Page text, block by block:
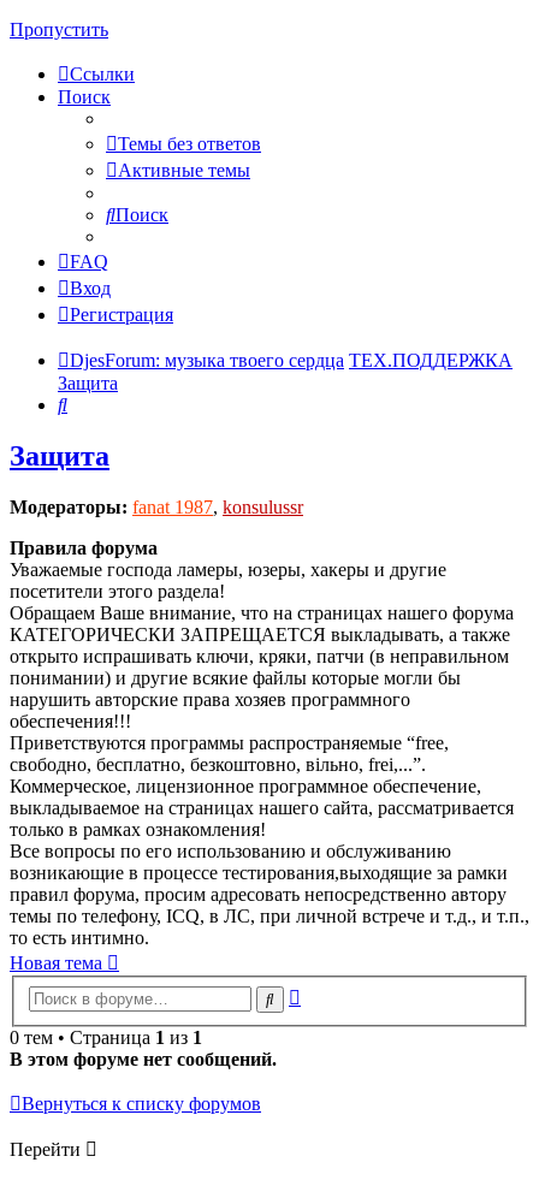
Пропустить
Ссылки
Поиск
Темы без ответов
Активные темы
Поиск
FAQ
Вход
Регистрация
DjesForum: музыка твоего сердца ТЕХ.ПОДДЕРЖКА
Защита
Поиск
Защита
Модераторы: fanat 1987, konsulussr
Правила форума
Уважаемые господа ламеры, юзеры, хакеры и другие
посетители этого раздела!
Обращаем Ваше внимание, что на страницах нашего форума
КАТЕГОРИЧЕСКИ ЗАПРЕЩАЕТСЯ выкладывать, а также
открыто испрашивать ключи, кряки, патчи (в неправильном
понимании) и другие всякие файлы которые могли бы
нарушить авторские права хозяев программного
обеспечения!!!
Приветствуются программы распространяемые “free,
свободно, бесплатно, безкоштовно, вільно, frei,...”.
Коммерческое, лицензионное программное обеспечение,
выкладываемое на страницах нашего сайта, рассматривается
только в рамках ознакомления!
Все вопросы по его использованию и обслуживанию
возникающие в процессе тестирования,выходящие за рамки
правил форума, просим адресовать непосредственно автору
темы по телефону, ICQ, в ЛС, при личной встрече и т.д., и т.п.,
то есть интимно.
Новая тема
Поиск
0 тем • Страница 1 из 1
В этом форуме нет сообщений.
Вернуться к списку форумов
Перейти